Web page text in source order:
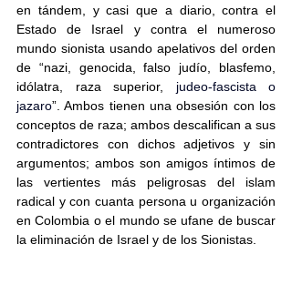
en tándem, y casi que a diario, contra el
Estado de Israel y contra el numeroso
mundo sionista usando apelativos del orden
de “nazi, genocida, falso judío, blasfemo,
idólatra, raza superior, judeo-fascista o
jazaro”. Ambos tienen una obsesión con los
conceptos de raza; ambos descalifican a sus
contradictores con dichos adjetivos y sin
argumentos; ambos son amigos íntimos de
las vertientes más peligrosas del islam
radical y con cuanta persona u organización
en Colombia o el mundo se ufane de buscar
la eliminación de Israel y de los Sionistas.